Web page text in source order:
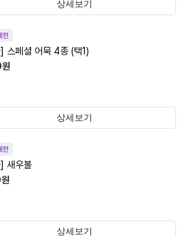
상세보기
한
] 스페셜 어묵 4종 (택1)
원
상세보기
한
새우볼
원
상세보기